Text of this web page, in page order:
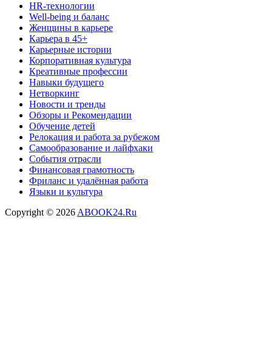
HR‑технологии
Well-being и баланс
Женщины в карьере
Карьера в 45+
Карьерные истории
Корпоративная культура
Креативные профессии
Навыки будущего
Нетворкинг
Новости и тренды
Обзоры и Рекомендации
Обучение детей
Релокация и работа за рубежом
Самообразование и лайфхаки
События отрасли
Финансовая грамотность
Фриланс и удалённая работа
Языки и культура
Copyright © 2026 ABOOK24.Ru